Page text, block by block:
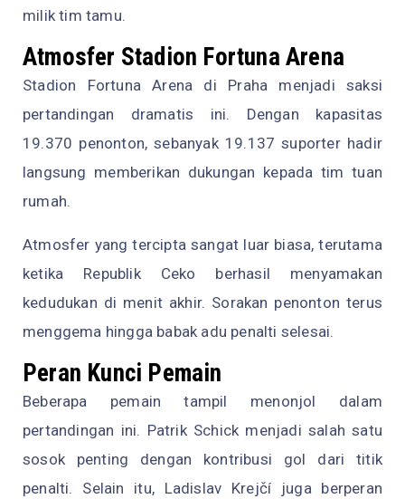
milik tim tamu.
Atmosfer Stadion Fortuna Arena
Stadion Fortuna Arena di Praha menjadi saksi
pertandingan dramatis ini. Dengan kapasitas
19.370 penonton, sebanyak 19.137 suporter hadir
langsung memberikan dukungan kepada tim tuan
rumah.
Atmosfer yang tercipta sangat luar biasa, terutama
ketika Republik Ceko berhasil menyamakan
kedudukan di menit akhir. Sorakan penonton terus
menggema hingga babak adu penalti selesai.
Peran Kunci Pemain
Beberapa pemain tampil menonjol dalam
pertandingan ini. Patrik Schick menjadi salah satu
sosok penting dengan kontribusi gol dari titik
penalti. Selain itu, Ladislav Krejčí juga berperan